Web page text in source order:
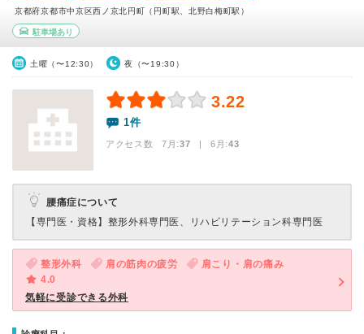
京都府京都市中京区西ノ京北円町（円町駅、北野白梅町駅）
駐車場あり
土曜（〜12:30） 夜（〜19:30）
3.22
1件
アクセス数 7月:37 | 6月:43
腰痛症について
【専門医・資格】 整形外科専門医、リハビリテーション科専門医
整形外科 肩の筋肉の疲労
肩こり・肩の痛み
4.0
気軽に受診できる外科